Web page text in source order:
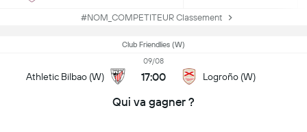
#NOM_COMPETITEUR Classement
Club Friendlies (W)
Athletic Bilbao (W)
09/08
17:00 Logroño (W)
Qui va gagner ?